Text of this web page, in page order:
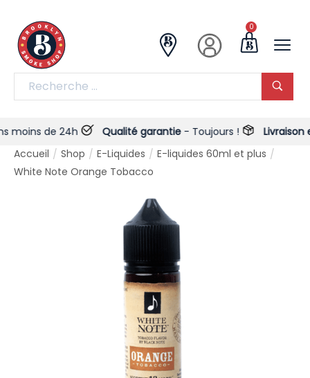
0
de 24h Qualité garantie- Toujours !
Livraison et
Accueil / Shop / E-Liquides / E-liquides 60ml et plus /
White Note Orange Tobacco